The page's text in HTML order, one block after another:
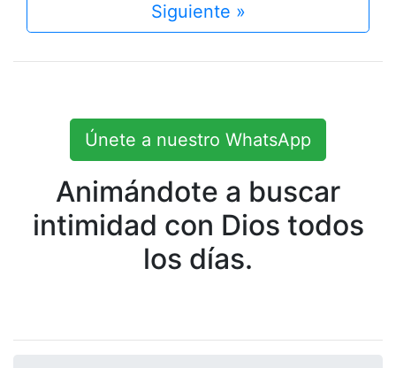
Siguiente »
Únete a nuestro WhatsApp
Animándote a buscar
intimidad con Dios todos
los días.